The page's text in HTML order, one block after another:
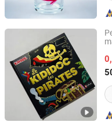
Tiger Printing Co., Ltd
Shanghai, China